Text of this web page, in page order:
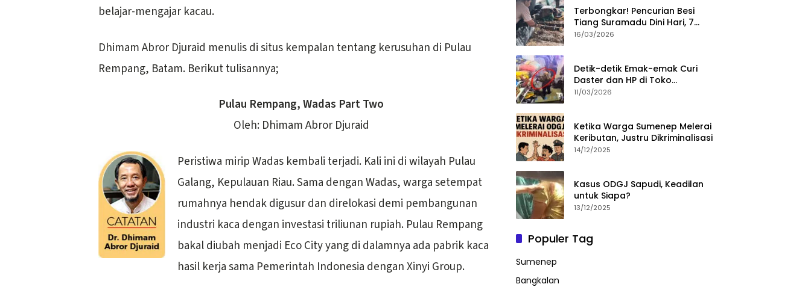
belajar-mengajar kacau.
Dhimam Abror Djuraid menulis di situs kempalan tentang kerusuhan di Pulau
Rempang, Batam. Berikut tulisannya;
Pulau Rempang, Wadas Part Two
Oleh: Dhimam Abror Djuraid
Peristiwa mirip Wadas kembali terjadi. Kali ini di wilayah Pulau
Galang, Kepulauan Riau. Sama dengan Wadas, warga setempat
rumahnya hendak digusur dan direlokasi demi pembangunan
industri kaca dengan investasi triliunan rupiah. Pulau Rempang
bakal diubah menjadi Eco City yang di dalamnya ada pabrik kaca
hasil kerja sama Pemerintah Indonesia dengan Xinyi Group.
Terbongkar! Pencurian Besi
Tiang Suramadu Dini Hari, 7
ABK Ditangkap Polisi
16/03/2026
Detik-detik Emak-emak Curi
Daster dan HP di Toko
Sumenep, Aksi Terekam CCTV
11/03/2026
Ketika Warga Sumenep Melerai
Keributan, Justru Dikriminalisasi
14/12/2025
Kasus ODGJ Sapudi, Keadilan
untuk Siapa?
13/12/2025
Populer Tag
Sumenep
Bangkalan